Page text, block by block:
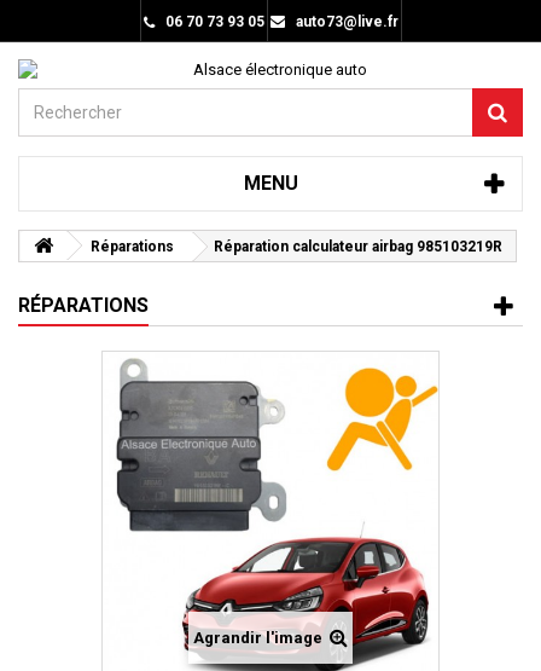
06 70 73 93 05 auto73@live.fr
MENU
Réparations Réparation calculateur airbag 985103219R
RÉPARATIONS
Agrandir l'image